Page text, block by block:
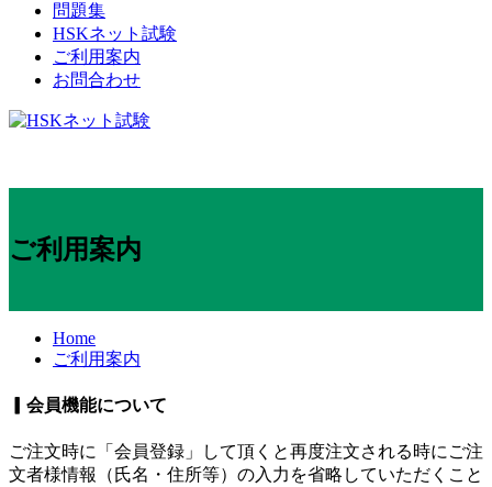
問題集
HSKネット試験
ご利用案内
お問合わせ
ご利用案内
Home
ご利用案内
▎会員機能について
ご注文時に「会員登録」して頂くと再度注文される時にご注
文者様情報（氏名・住所等）の入力を省略していただくこと